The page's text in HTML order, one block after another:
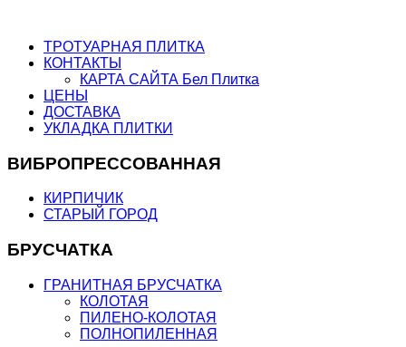
ТРОТУАРНАЯ ПЛИТКА
КОНТАКТЫ
КАРТА САЙТА Бел Плитка
ЦЕНЫ
ДОСТАВКА
УКЛАДКА ПЛИТКИ
ВИБРОПРЕССОВАННАЯ
КИРПИЧИК
СТАРЫЙ ГОРОД
БРУСЧАТКА
ГРАНИТНАЯ БРУСЧАТКА
КОЛОТАЯ
ПИЛЕНО-КОЛОТАЯ
ПОЛНОПИЛЕННАЯ